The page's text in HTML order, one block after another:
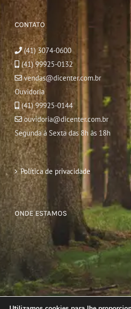
CONTATO
(41) 3074-0600
(41) 99925-0132
vendas@dicenter.com.br
Ouvidoria
(41) 99925-0144
ouvidoria@dicenter.com.br
Segunda à Sexta das 8h às 18h
Política de privacidade
ONDE ESTAMOS